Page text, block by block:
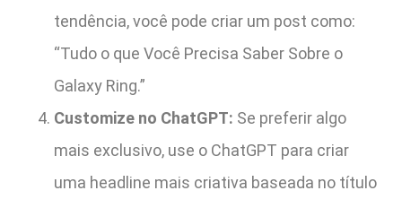
tendência, você pode criar um post como:
“Tudo o que Você Precisa Saber Sobre o
Galaxy Ring.”
Customize no ChatGPT: Se preferir algo
mais exclusivo, use o ChatGPT para criar
uma headline mais criativa baseada no título